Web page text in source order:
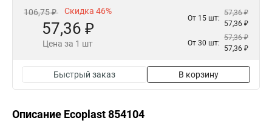
106,75 ₽ Скидка 46%
57,36 ₽
Цена за 1 шт
От 15 шт:
57,36 ₽
57,36 ₽
От 30 шт:
57,36 ₽
57,36 ₽
Быстрый заказ В корзину
Описание Ecoplast 854104